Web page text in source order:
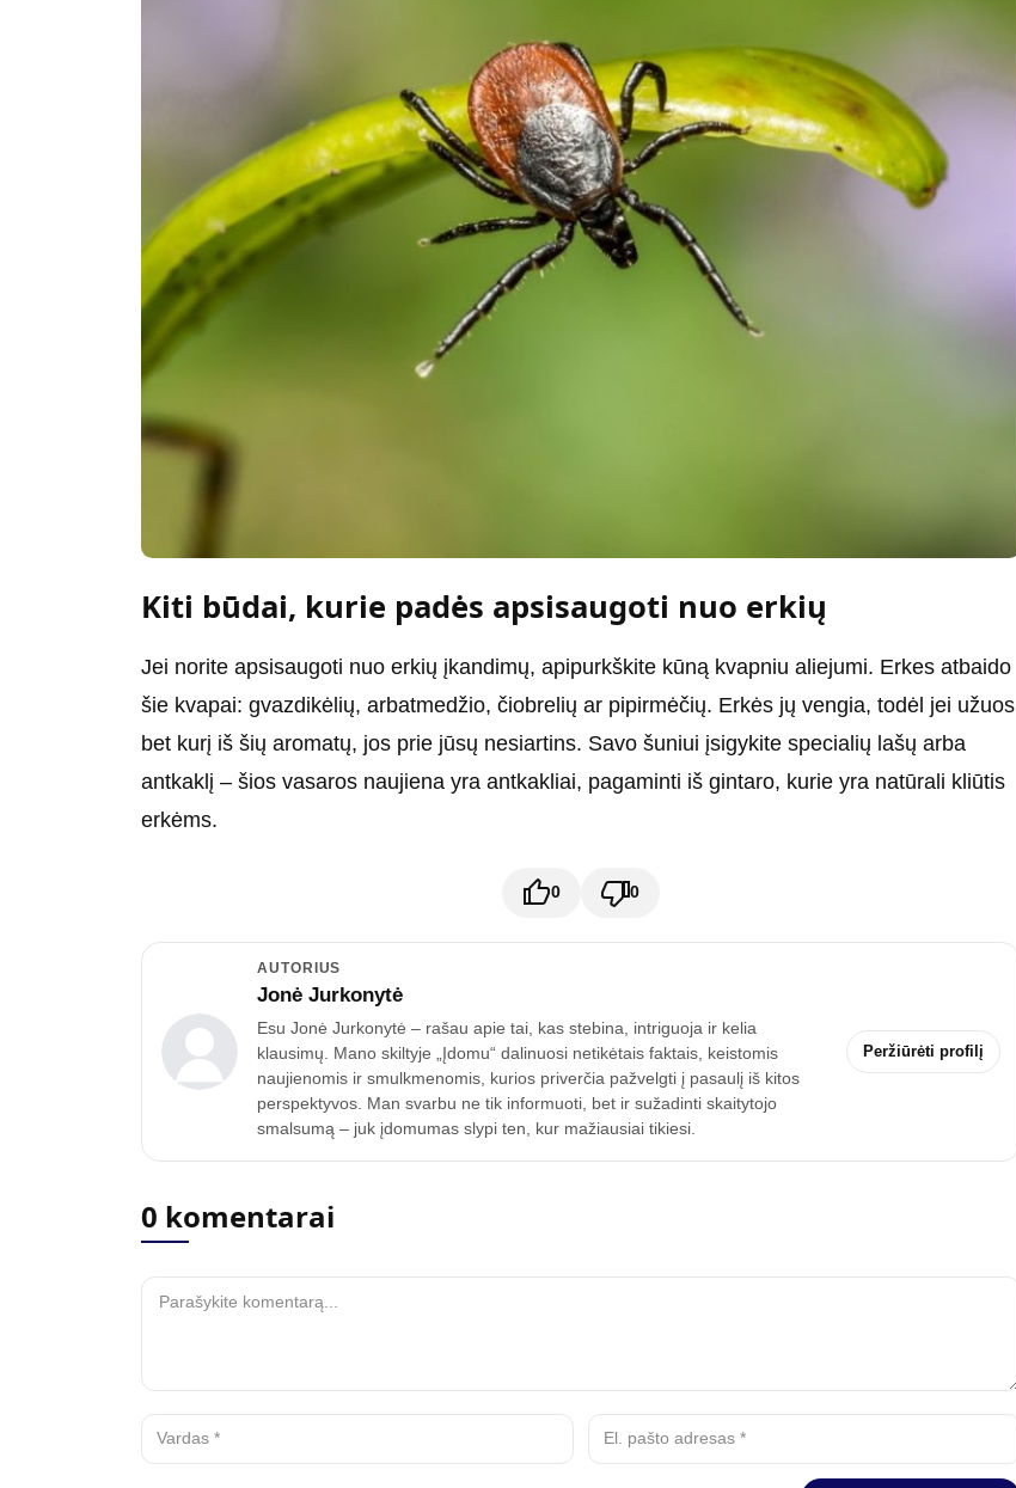
Kiti būdai, kurie padės apsisaugoti nuo erkių
Jei norite apsisaugoti nuo erkių įkandimų, apipurkškite kūną kvapniu aliejumi. Erkes atbaido
šie kvapai: gvazdikėlių, arbatmedžio, čiobrelių ar pipirmėčių. Erkės jų vengia, todėl jei užuos
bet kurį iš šių aromatų, jos prie jūsų nesiartins. Savo šuniui įsigykite specialių lašų arba
antkaklį – šios vasaros naujiena yra antkakliai, pagaminti iš gintaro, kurie yra natūrali kliūtis
erkėms.
0 0
AUTORIUS
Jonė Jurkonytė
Esu Jonė Jurkonytė – rašau apie tai, kas stebina, intriguoja ir kelia
klausimų. Mano skiltyje „Įdomu“ dalinuosi netikėtais faktais, keistomis
naujienomis ir smulkmenomis, kurios priverčia pažvelgti į pasaulį iš kitos
perspektyvos. Man svarbu ne tik informuoti, bet ir sužadinti skaitytojo
smalsumą – juk įdomumas slypi ten, kur mažiausiai tikiesi.
Peržiūrėti profilį
0 komentarai